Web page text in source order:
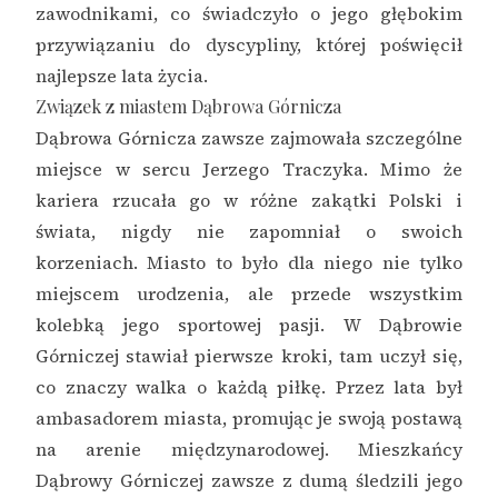
zawodnikami, co świadczyło o jego głębokim
przywiązaniu do dyscypliny, której poświęcił
najlepsze lata życia.
Związek z miastem Dąbrowa Górnicza
Dąbrowa Górnicza zawsze zajmowała szczególne
miejsce w sercu Jerzego Traczyka. Mimo że
kariera rzucała go w różne zakątki Polski i
świata, nigdy nie zapomniał o swoich
korzeniach. Miasto to było dla niego nie tylko
miejscem urodzenia, ale przede wszystkim
kolebką jego sportowej pasji. W Dąbrowie
Górniczej stawiał pierwsze kroki, tam uczył się,
co znaczy walka o każdą piłkę. Przez lata był
ambasadorem miasta, promując je swoją postawą
na arenie międzynarodowej. Mieszkańcy
Dąbrowy Górniczej zawsze z dumą śledzili jego